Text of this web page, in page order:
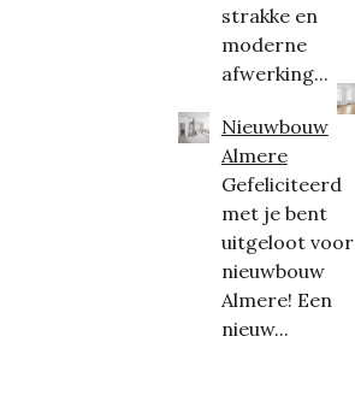
strakke en
moderne
afwerking...
Nieuwbouw
Almere
Gefeliciteerd
met je bent
uitgeloot voor
nieuwbouw
Almere! Een
nieuw...